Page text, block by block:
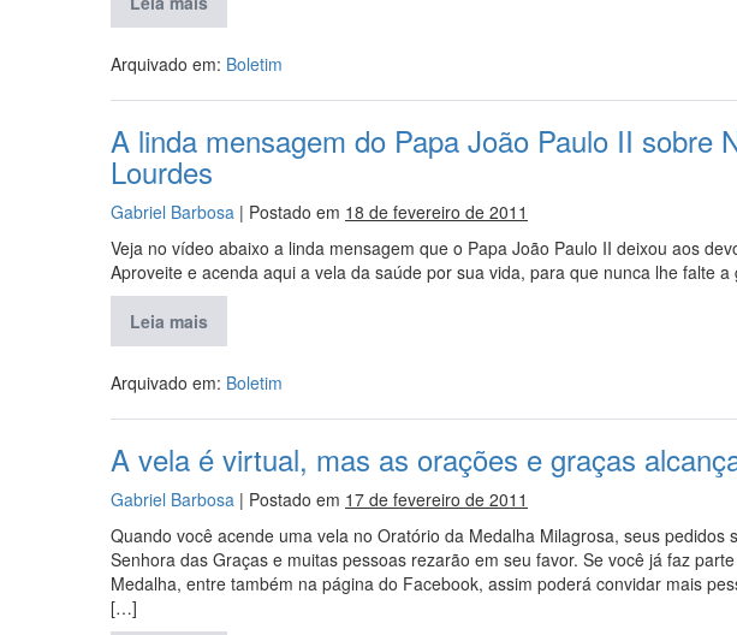
Arquivado em: Boletim
A linda mensagem do Papa João Paulo II sobre
Lourdes
Gabriel Barbosa | Postado em 18 de fevereiro de 2011
Veja no vídeo abaixo a linda mensagem que o Papa João Paulo II deixou aos
Aproveite e acenda aqui a vela da saúde por sua vida, para que nunca lhe falte
Leia mais
Arquivado em: Boletim
A vela é virtual, mas as orações e graças
Gabriel Barbosa | Postado em 17 de fevereiro de 2011
Quando você acende uma vela no Oratório da Medalha Milagrosa, seus pedidos
Senhora das Graças e muitas pessoas rezarão em seu favor. Se você já faz
Medalha, entre também na página do Facebook, assim poderá convidar mais
[…]